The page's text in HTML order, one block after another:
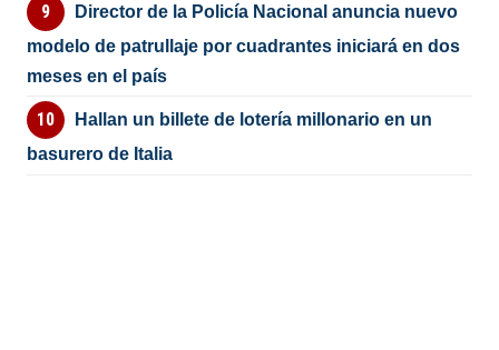
Director de la Policía Nacional anuncia nuevo
modelo de patrullaje por cuadrantes iniciará en dos
meses en el país
Hallan un billete de lotería millonario en un
basurero de Italia